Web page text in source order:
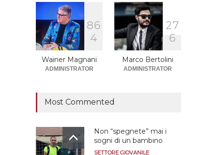
Sono solo sette le
squadre che sono state
promosse la stagione
successiva alla
retrocessione
86
4
Wainer Magnani
ADMINISTRATOR
27
6
Marco Bertolini
ADMINISTRATOR
Most Commented
Non “spegnete” mai i
sogni di un bambino
SETTORE GIOVANILE